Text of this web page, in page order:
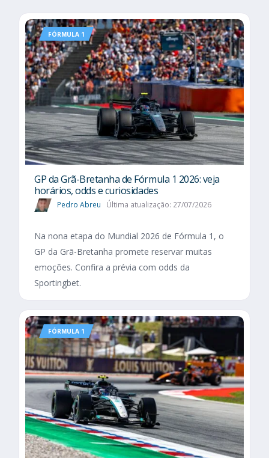
FÓRMULA 1
GP da Grã-Bretanha de Fórmula 1 2026: veja
horários, odds e curiosidades
Pedro Abreu Última atualização: 27/07/2026
Na nona etapa do Mundial 2026 de Fórmula 1, o
GP da Grã-Bretanha promete reservar muitas
emoções. Confira a prévia com odds da
Sportingbet.
FÓRMULA 1